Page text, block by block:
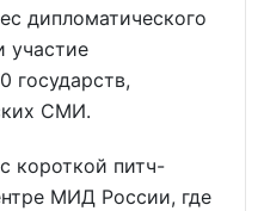
дипломатического
участие
государств,
СМИ.
короткой питч-
МИД России, где